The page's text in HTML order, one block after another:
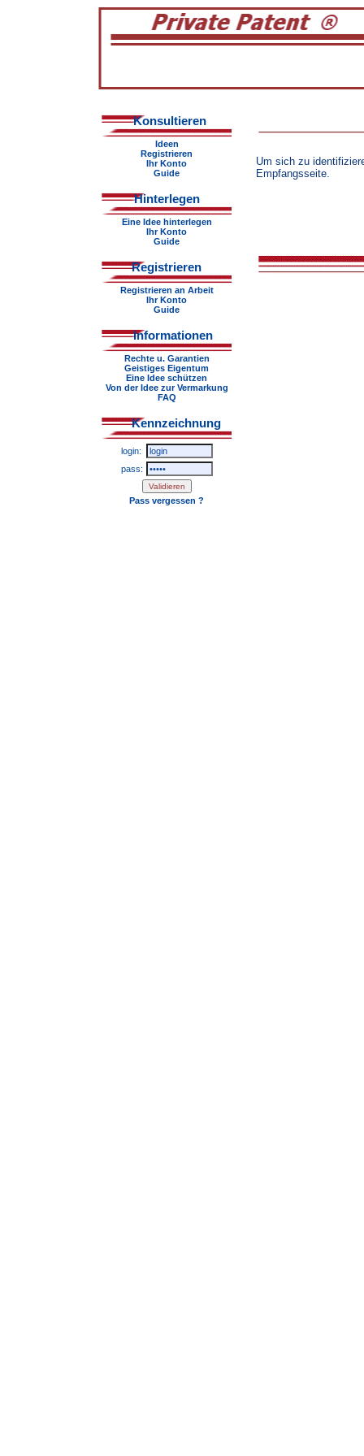
Konsultieren
Ideen
Registrieren
Ihr Konto
Guide
Hinterlegen
Eine Idee hinterlegen
Ihr Konto
Guide
Registrieren
Registrieren an Arbeit
Ihr Konto
Guide
Informationen
Rechte u. Garantien
Geistiges Eigentum
Eine Idee schützen
Von der Idee zur Vermarkung
FAQ
Kennzeichnung
login:
pass:
Pass vergessen ?
Um sich zu
Empfangsseite.